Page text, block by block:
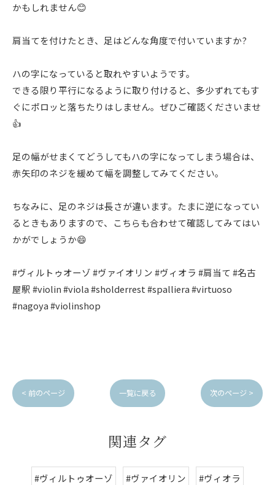
かもしれません😊
肩当てを付けたとき、足はどんな角度で付いていますか?
ハの字になっていると取れやすいようです。
できる限り平行になるように取り付けると、多少ずれてもす
ぐにポロッと落ちたりはしません。ぜひご確認くださいませ
👍
足の幅がせまくてどうしてもハの字になってしまう場合は、
赤矢印のネジを緩めて幅を調整してみてください。
ちなみに、足のネジは長さが違います。たまに逆になってい
るときもありますので、こちらも合わせて確認してみてはい
かがでしょうか😄
#ヴィルトゥオーゾ #ヴァイオリン #ヴィオラ #肩当て #名古
屋駅 #violin #viola #sholderrest #spalliera #virtuoso
#nagoya #violinshop
< 前のページ 一覧に戻る 次のページ >
関連タグ
#ヴィルトゥオーゾ #ヴァイオリン
#ヴィオラ